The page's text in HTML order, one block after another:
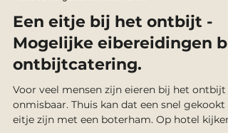
Sofie van Parfie
4 minuten om te lezen
Feilloos vergaderen met Parfie
Een eitje bij het ontbijt -
Mogelijke eibereidingen bij
ontbijtcatering.